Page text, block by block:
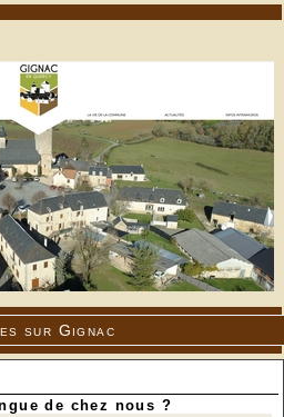
sur Gignac
de chez nous ?